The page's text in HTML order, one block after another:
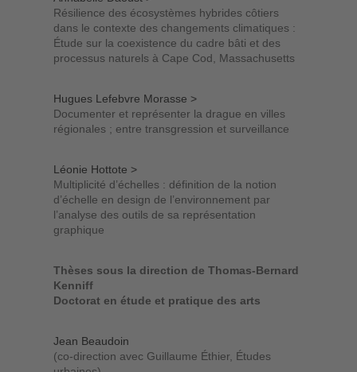
Résilience des écosystèmes hybrides côtiers
dans le contexte des changements climatiques :
Étude sur la coexistence du cadre bâti et des
processus naturels à Cape Cod, Massachusetts
Hugues Lefebvre Morasse >
Documenter et représenter la drague en villes
régionales ; entre transgression et surveillance
Léonie Hottote >
Multiplicité d’échelles : définition de la notion
d’échelle en design de l’environnement par
l’analyse des outils de sa représentation
graphique
Thèses sous la direction de Thomas-Bernard
Kenniff
Doctorat en étude et pratique des arts
Jean Beaudoin
(co-direction avec Guillaume Éthier, Études